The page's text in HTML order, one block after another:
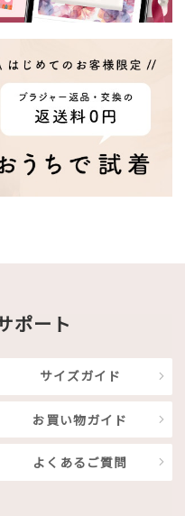
ポート
サイズガイド
お買い物ガイド
よくあるご質問